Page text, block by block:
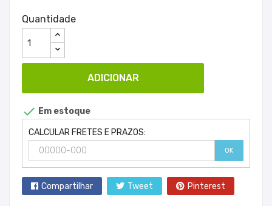
Quantidade
ADICIONAR
 Em estoque
CALCULAR FRETES E PRAZOS:
OK
Compartilhar Tweet Pinterest